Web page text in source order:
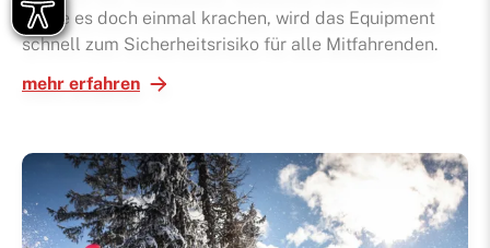
Sollte es doch einmal krachen, wird das Equipment
schnell zum Sicherheitsrisiko für alle Mitfahrenden.
mehr erfahren